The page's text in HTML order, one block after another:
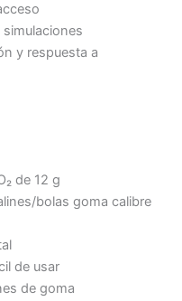
y respuesta a
de 12 g
bolas goma calibre
de usar
de goma